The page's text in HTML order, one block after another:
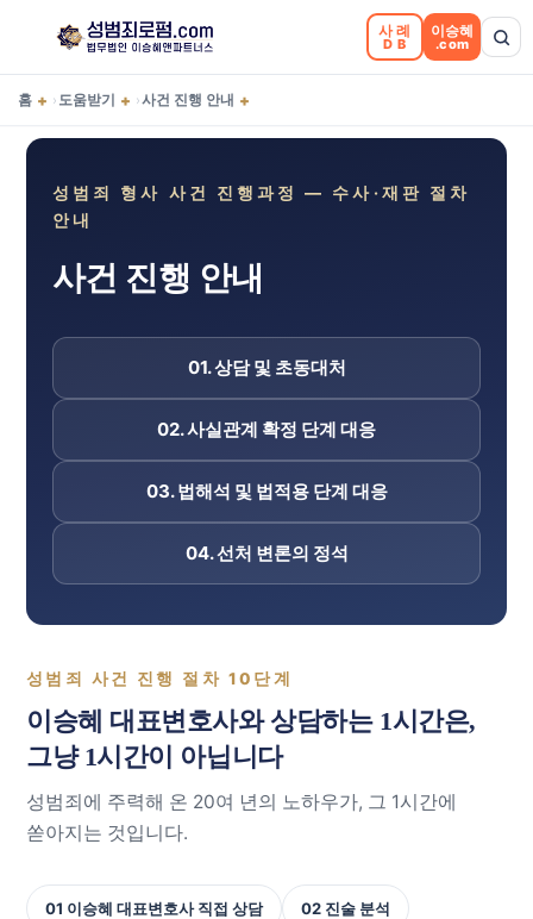
사례
DB
이승혜
.com
홈 + › 도움받기 + ›사건 진행 안내 +
성범죄 형사 사건 진행과정 — 수사·재판 절차
안내
사건 진행 안내
01. 상담 및 초동대처
02. 사실관계 확정 단계 대응
03. 법해석 및 법적용 단계 대응
04. 선처 변론의 정석
성범죄 사건 진행 절차 10단계
이승혜 대표변호사와 상담하는 1시간은,
그냥 1시간이 아닙니다
성범죄에 주력해 온 20여 년의 노하우가, 그 1시간에
쏟아지는 것입니다.
01 이승혜 대표변호사 직접 상담 02 진술 분석